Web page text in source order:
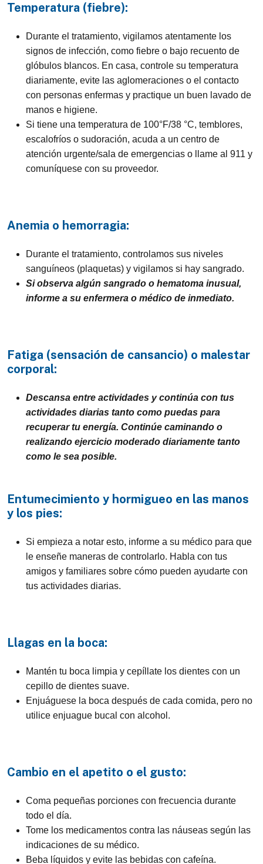
Temperatura (fiebre):
Durante el tratamiento, vigilamos atentamente los
signos de infección, como fiebre o bajo recuento de
glóbulos blancos. En casa, controle su temperatura
diariamente, evite las aglomeraciones o el contacto
con personas enfermas y practique un buen lavado de
manos e higiene.
Si tiene una temperatura de 100°F/38 °C, temblores,
escalofríos o sudoración, acuda a un centro de
atención urgente/sala de emergencias o llame al 911 y
comuníquese con su proveedor.
Anemia o hemorragia:
Durante el tratamiento, controlamos sus niveles
sanguíneos (plaquetas) y vigilamos si hay sangrado.
Si observa algún sangrado o hematoma inusual,
informe a su enfermera o médico de inmediato.
Fatiga (sensación de cansancio) o malestar
corporal:
Descansa entre actividades y continúa con tus
actividades diarias tanto como puedas para
recuperar tu energía. Continúe caminando o
realizando ejercicio moderado diariamente tanto
como le sea posible.
Entumecimiento y hormigueo en las manos
y los pies:
Si empieza a notar esto, informe a su médico para que
le enseñe maneras de controlarlo. Habla con tus
amigos y familiares sobre cómo pueden ayudarte con
tus actividades diarias.
Llagas en la boca:
Mantén tu boca limpia y cepíllate los dientes con un
cepillo de dientes suave.
Enjuáguese la boca después de cada comida, pero no
utilice enjuague bucal con alcohol.
Cambio en el apetito o el gusto:
Coma pequeñas porciones con frecuencia durante
todo el día.
Tome los medicamentos contra las náuseas según las
indicaciones de su médico.
Beba líquidos y evite las bebidas con cafeína.